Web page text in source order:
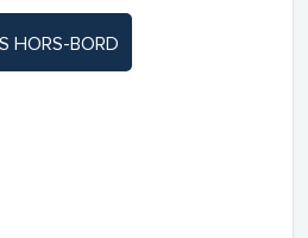
HORS-BORD